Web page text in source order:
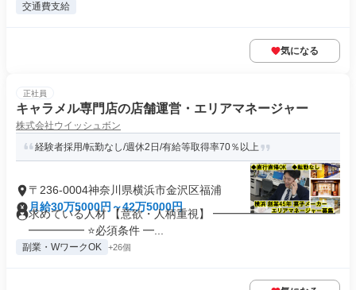
交通費支給
気になる
正社員
キャラメル専門店の店舗運営・エリアマネージャー
株式会社ウイッシュボン
経験者採用/転勤なし/週休2日/有給等取得率70％以上
〒236-0004神奈川県横浜市金沢区福浦
月給30万5000円～42万5000円
求めている人材 【意欲・人柄重視】 ━━━━━━━━━━━
━━━━━ ⭐必須条件 ━...
副業・WワークOK +26個